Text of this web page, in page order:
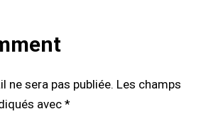
ne sera pas publiée. Les champs
avec *